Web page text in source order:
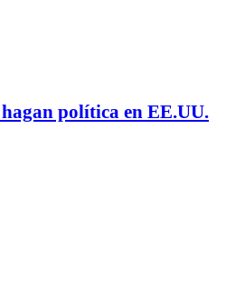
política en EE.UU.